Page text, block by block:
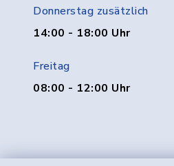
Donnerstag zusätzlich
14:00 - 18:00 Uhr
Freitag
08:00 - 12:00 Uhr